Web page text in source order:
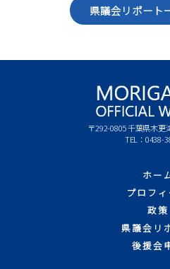
県議会リポート
〒292-0805 千葉県木更
TEL：0438-
ホー
プロフ
政策
県議会リ
後援会